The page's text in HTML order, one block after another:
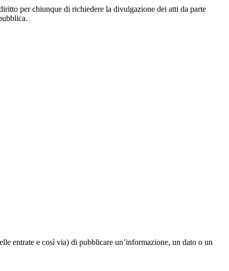
per chiunque di richiedere la divulgazione dei atti da parte
entrate e così via) di pubblicare un’informazione, un dato o un